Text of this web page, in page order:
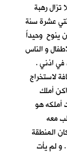
رهبة
عشرة سنة
ينوح وحيداً
و الناس
اذني .
لاستخراج
أملك
أملكه هو
معه
المنطقة
و لم يأت